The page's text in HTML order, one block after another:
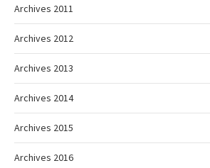
Archives 2011
Archives 2012
Archives 2013
Archives 2014
Archives 2015
Archives 2016